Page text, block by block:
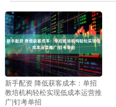
新手配资 降低获客成本：单招
教培机构轻松实现低成本运营推
广|钉考单招